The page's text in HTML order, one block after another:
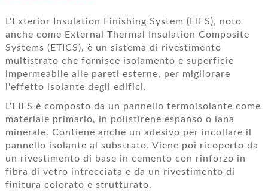
L'Exterior Insulation Finishing System (EIFS), noto
anche come External Thermal Insulation Composite
Systems (ETICS), è un sistema di rivestimento
multistrato che fornisce isolamento e superficie
impermeabile alle pareti esterne, per migliorare
l'effetto isolante degli edifici.
L'EIFS è composto da un pannello termoisolante come
materiale primario, in polistirene espanso o lana
minerale. Contiene anche un adesivo per incollare il
pannello isolante al substrato. Viene poi ricoperto da
un rivestimento di base in cemento con rinforzo in
fibra di vetro intrecciata e da un rivestimento di
finitura colorato e strutturato.